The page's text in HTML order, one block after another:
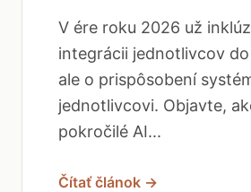
V ére roku 2026 už
integrácii jednotlivcov
ale o prispôsobení
jednotlivcovi. Objavte,
pokročilé AI...
Čítať článok →